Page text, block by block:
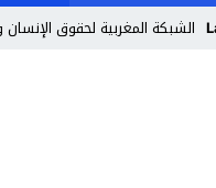
الشبكة المغربية لحقوق الإنسان